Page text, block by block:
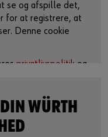
se og afspille det,
for at registrere, at
Denne cookie
privatlivspolitik og
adgang til videoen
WÜRTH